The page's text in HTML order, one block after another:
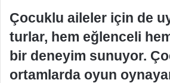
Çocuklu aileler için de
turlar, hem eğlenceli
bir deneyim sunuyor.
ortamlarda oyun